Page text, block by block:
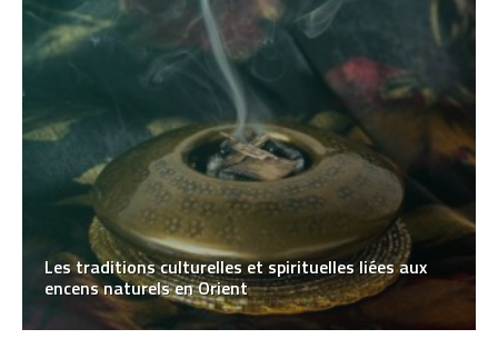
Les traditions culturelles et spirituelles liées aux
encens naturels en Orient